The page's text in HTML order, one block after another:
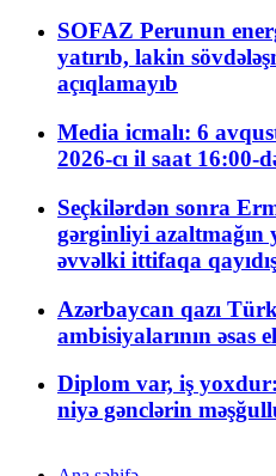
SOFAZ Perunun
yatırıb, lakin
açıqlamayıb
Media icmalı: 6
2026-cı il saat 16:00-
Seçkilərdən sonra
gərginliyi azaltmağın
əvvəlki ittifaqa
Azərbaycan qazı
ambisiyalarının əsas
Diplom var, iş
niyə gənclərin